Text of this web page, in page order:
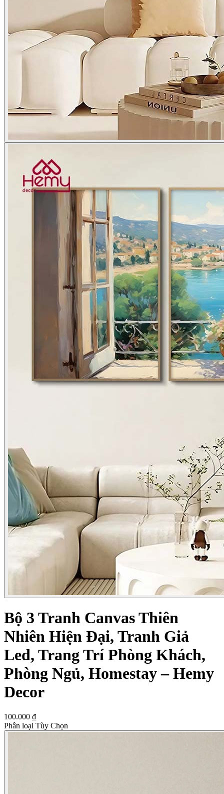
Bộ 3 Tranh Canvas Thiên
Nhiên Hiện Đại, Tranh Giả
Led, Trang Trí Phòng Khách,
Phòng Ngủ, Homestay – Hemy
Decor
100.000 ₫
Phân loại Tùy Chọn